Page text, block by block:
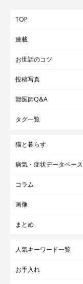
TOP
連載
お世話のコツ
投稿写真
獣医師Q&A
タグ一覧
猫と暮らす
病気・症状データベース
コラム
画像
まとめ
人気キーワード一覧
お手入れ